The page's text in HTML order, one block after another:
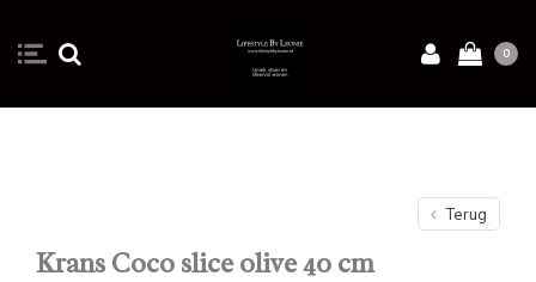
0
Terug
Krans Coco slice olive 40 cm